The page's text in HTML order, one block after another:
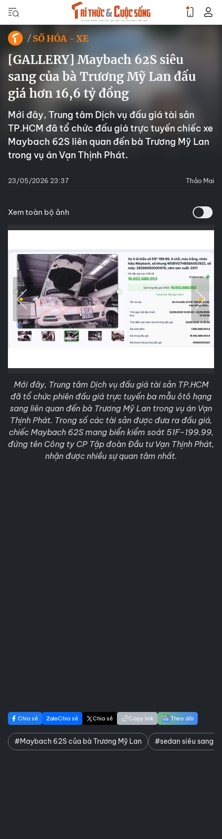
SỐ HÓA - XE
[GALLERY] Maybach 62S siêu
sang của bà Trương Mỹ Lan đấu
giá hơn 16,6 tỷ đồng
Mới đây, Trung tâm Dịch vụ đấu giá tài sản
TP.HCM đã tổ chức đấu giá trực tuyến chiếc xe
Maybach 62S liên quan đến bà Trương Mỹ Lan
trong vụ án Vạn Thịnh Phát.
23/05/2026 23:37 Thảo Mai
Xem toàn bộ ảnh
Mới đây, Trung tâm Dịch vụ đấu giá tài sản TP.HCM
đã tổ chức phiên đấu giá trực tuyến ba mẫu ôtô hạng
sang liên quan đến bà Trương Mỹ Lan trong vụ án Vạn
Thịnh Phát. Trong số các tài sản được đưa ra đấu giá,
chiếc Maybach 62S mang biển kiểm soát 51F-199.99,
đứng tên Công ty CP Tập đoàn Đầu tư Vạn Thịnh Phát,
nhận được nhiều sự quan tâm nhất.
Chia sẻ Chia sẻ Chia sẻ Copy link Theo dõi
#Maybach 62S của bà Trương Mỹ Lan #sedan siêu sang